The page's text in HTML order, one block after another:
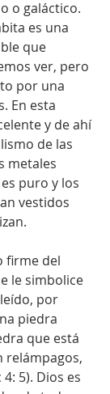
o galáctico.
es una
que
ver, pero
por una
En esta
y de ahí
de las
metales
puro y los
vestidos
firme del
le simbolice
por
piedra
que está
relámpagos,
5). Dios es